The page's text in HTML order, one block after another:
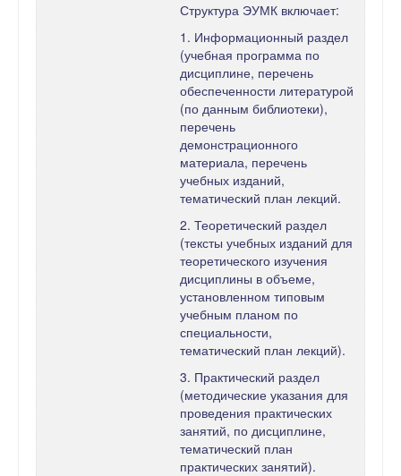
Структура ЭУМК включает:
1. Информационный раздел
(учебная программа по
дисциплине, перечень
обеспеченности литературой
(по данным библиотеки),
перечень
демонстрационного
материала, перечень
учебных изданий,
тематический план лекций.
2. Теоретический раздел
(тексты учебных изданий для
теоретического изучения
дисциплины в объеме,
установленном типовым
учебным планом по
специальности,
тематический план лекций).
3. Практический раздел
(методические указания для
проведения практических
занятий, по дисциплине,
тематический план
практических занятий).